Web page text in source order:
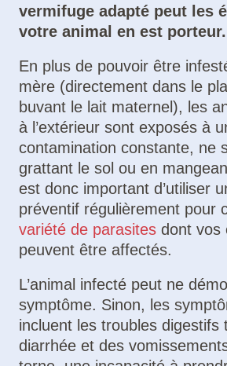
vermifuge adapté peut les
votre animal en est porteur.
En plus de pouvoir être
mère (directement dans le
buvant le lait maternel), les
à l’extérieur sont exposés à
contamination constante, ne
grattant le sol ou en
est donc important d’utiliser
préventif régulièrement pour
variété de parasites dont vos
peuvent être affectés.
L’animal infecté peut ne
symptôme. Sinon, les
incluent les troubles digestifs
diarrhée et des